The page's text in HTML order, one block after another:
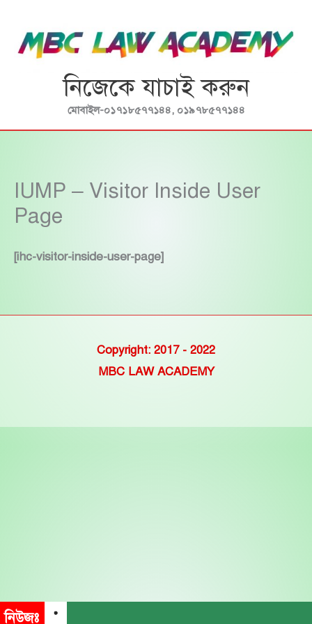
content
নিজেকে যাচাই করুন
মোবাইল-০১৭১৮৫৭৭১৪৪, ০১৯৭৮৫৭৭১৪৪
IUMP – Visitor Inside User
Page
[ihc-visitor-inside-user-page]
Copyright: 2017 - 2022
MBC LAW ACADEMY
নিউজঃ